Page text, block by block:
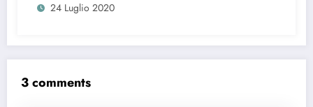
24 Luglio 2020
3 comments